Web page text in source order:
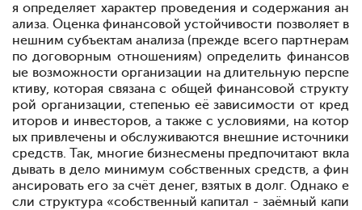
я определяет характер проведения и содержания ан
ализа. Оценка финансовой устойчивости позволяет в
нешним субъектам анализа (прежде всего партнерам
по договорным отношениям)определить финансов
ые возможности организации надлительную перспе
ктиву, которая связана с общей финансовой структу
рой организации,степенью её зависимости от кред
иторов и инвесторов, а также с условиями, на котор
ых привлечены и обслуживаются внешние источники
средств. Так, многие бизнесмены предпочитают вкла
дывать в дело минимум собственных средств, а фин
ансировать его засчёт денег, взятых в долг. Однако е
сли структура «собственный капитал - заёмный капи